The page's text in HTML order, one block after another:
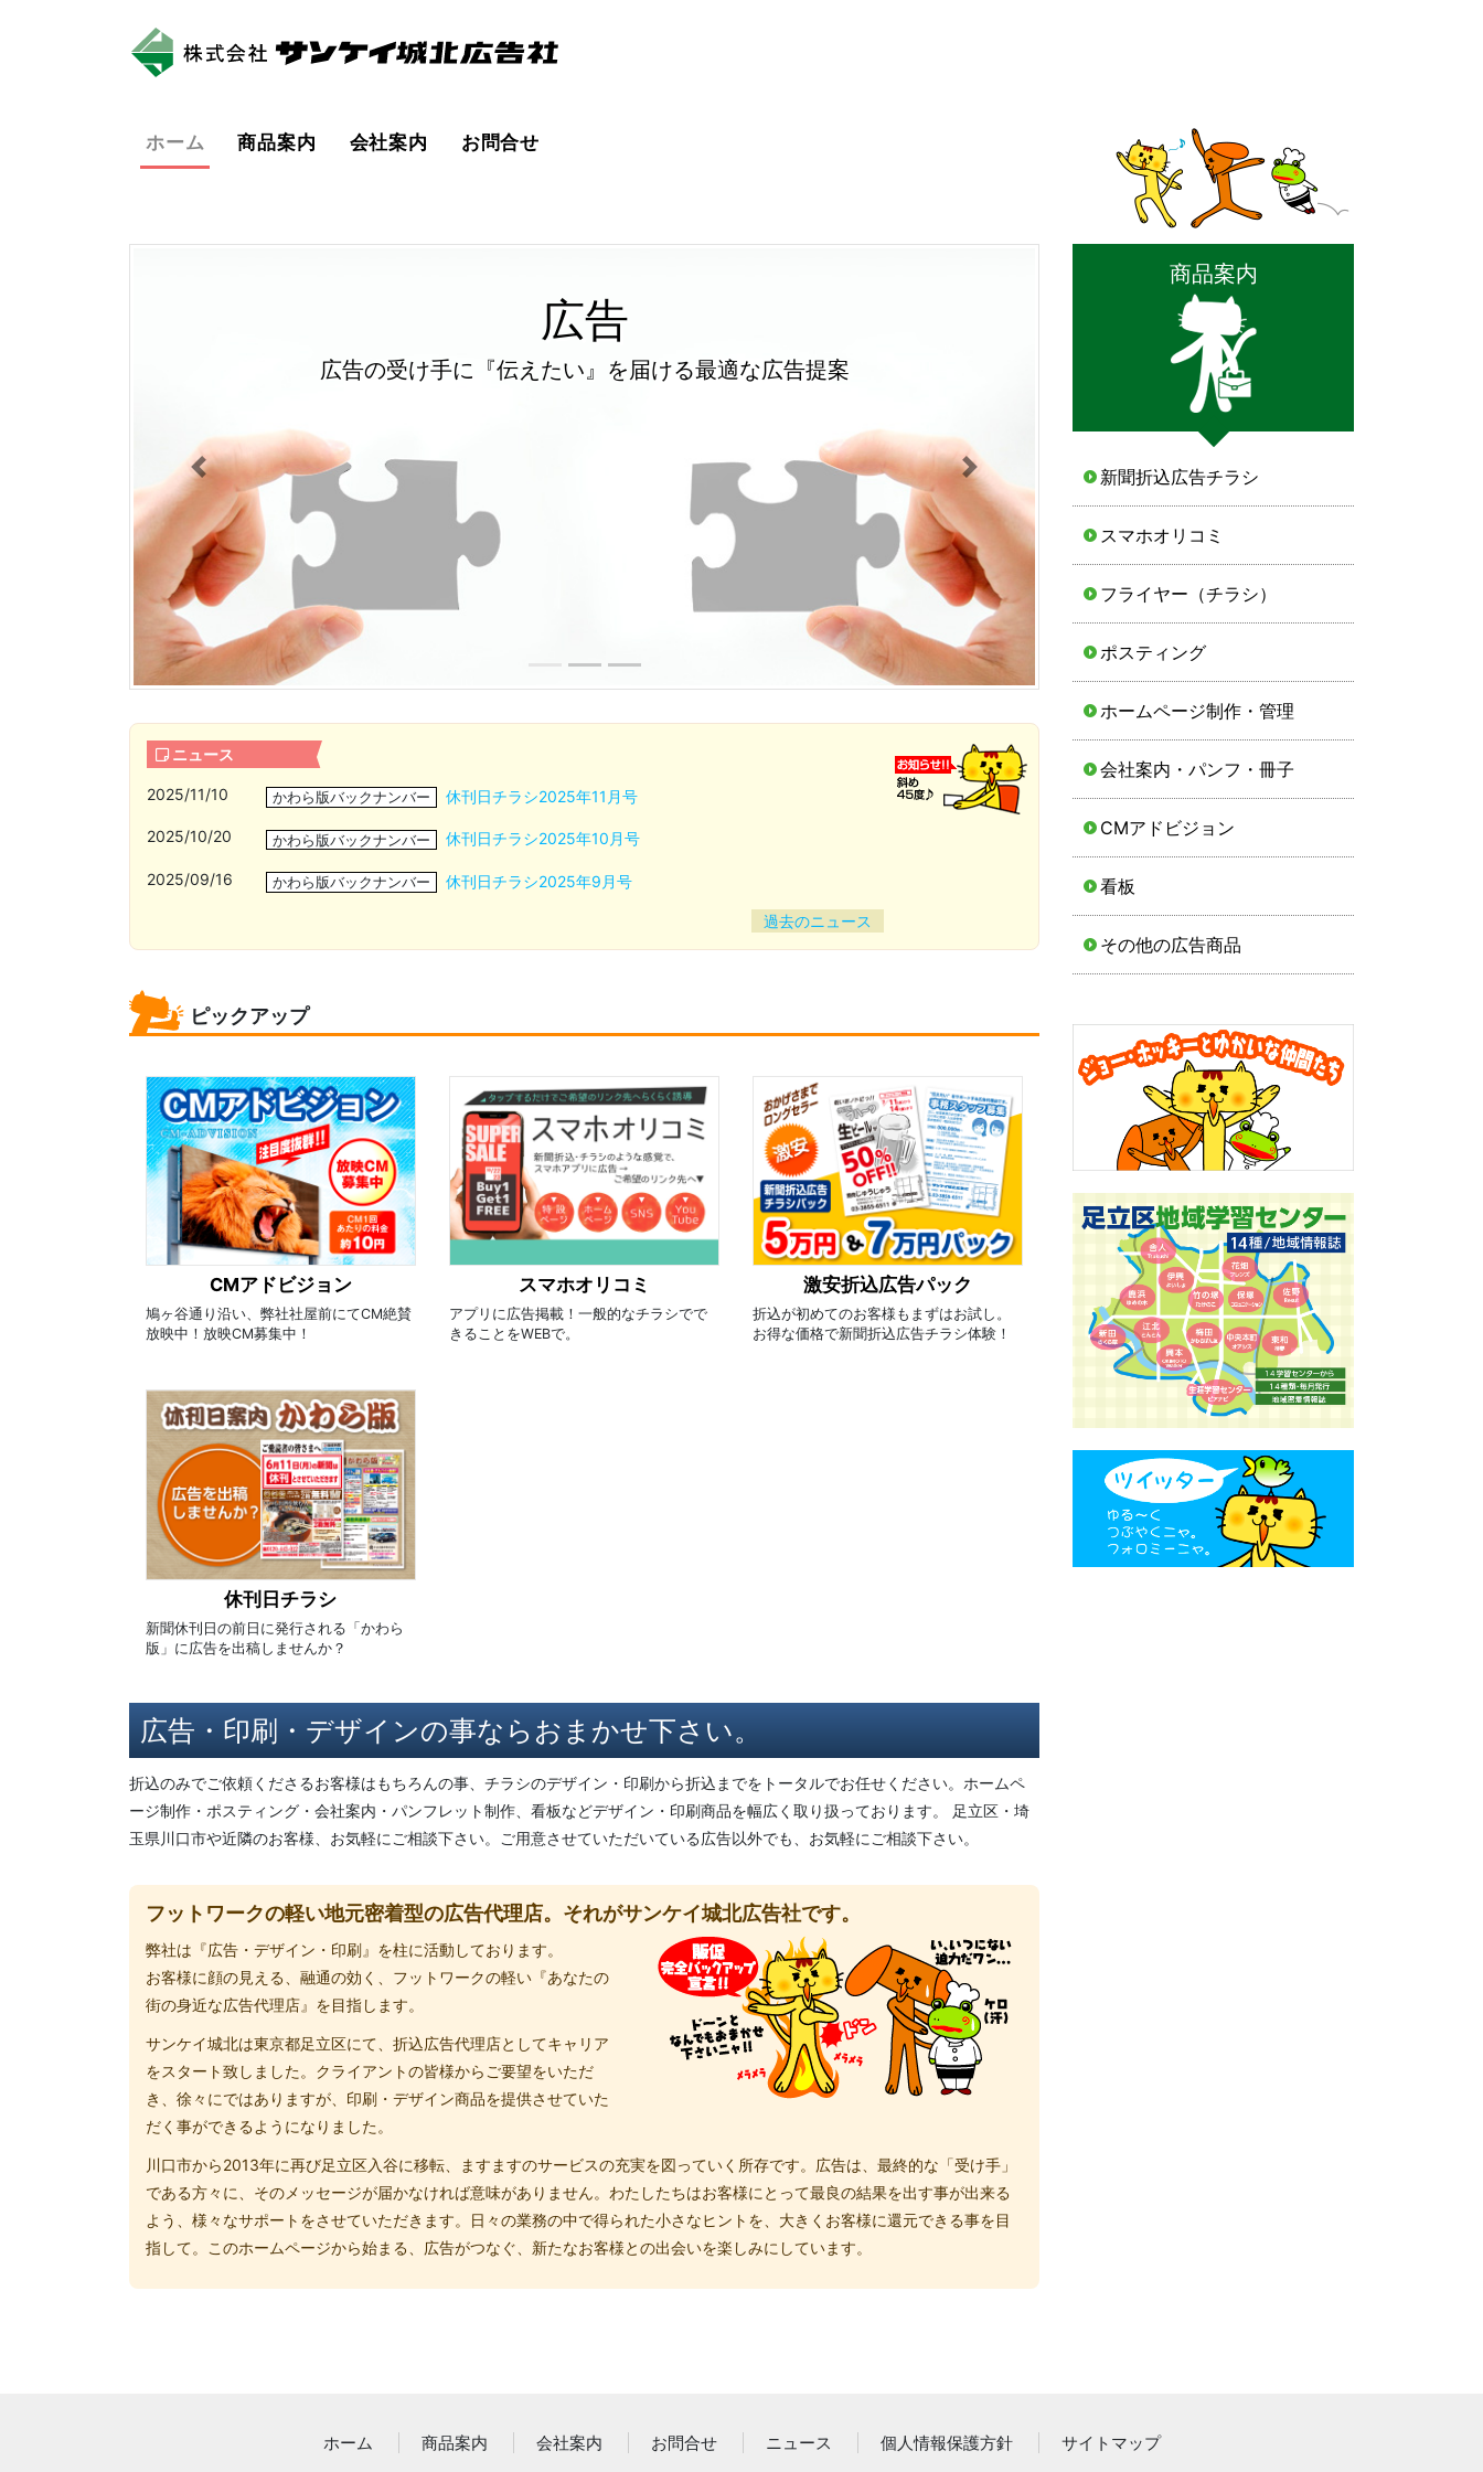
ホーム (current)
商品案内 会社案内 お問合せ
広告
広告の受け手に『伝えたい』を届ける最適な広告提案
Previous Next
ニュース
2025/11/10 かわら版バックナンバー 休刊日チラシ2025年11月号
2025/10/20 かわら版バックナンバー 休刊日チラシ2025年10月号
2025/09/16 かわら版バックナンバー 休刊日チラシ2025年9月号
過去のニュース
ピックアップ
CMアドビジョン
鳩ヶ谷通り沿い、弊社社屋前にてCM絶賛
放映中！放映CM募集中！
スマホオリコミ
アプリに広告掲載！一般的なチラシでで
きることをWEBで。
激安折込広告パック
折込が初めてのお客様もまずはお試し。
お得な価格で新聞折込広告チラシ体験！
休刊日チラシ
新聞休刊日の前日に発行される「かわら
版」に広告を出稿しませんか？
広告・印刷・デザインの事ならおまかせ下さい。
折込のみでご依頼くださるお客様はもちろんの事、チラシのデザイン・印刷から折込までをトータルでお任せください。ホームペ
ージ制作・ポスティング・会社案内・パンフレット制作、看板などデザイン・印刷商品を幅広く取り扱っております。 足立区・埼
玉県川口市や近隣のお客様、お気軽にご相談下さい。ご用意させていただいている広告以外でも、お気軽にご相談下さい。
フットワークの軽い地元密着型の広告代理店。それがサンケイ城北広告社です。
弊社は『広告・デザイン・印刷』を柱に活動しております。
お客様に顔の見える、融通の効く、フットワークの軽い『あなたの
街の身近な広告代理店』を目指します。
サンケイ城北は東京都足立区にて、折込広告代理店としてキャリア
をスタート致しました。クライアントの皆様からご要望をいただ
き、徐々にではありますが、印刷・デザイン商品を提供させていた
だく事ができるようになりました。
川口市から2013年に再び足立区入谷に移転、ますますのサービスの充実を図っていく所存です。広告は、最終的な「受け手」
である方々に、そのメッセージが届かなければ意味がありません。わたしたちはお客様にとって最良の結果を出す事が出来る
よう、様々なサポートをさせていただきます。日々の業務の中で得られた小さなヒントを、大きくお客様に還元できる事を目
指して。このホームページから始まる、広告がつなぐ、新たなお客様との出会いを楽しみにしています。
商品案内
新聞折込広告チラシ
スマホオリコミ
フライヤー（チラシ）
ポスティング
ホームページ制作・管理
会社案内・パンフ・冊子
CMアドビジョン
看板
その他の広告商品
ホーム 商品案内 会社案内 お問合せ ニュース 個人情報保護方針 サイトマップ